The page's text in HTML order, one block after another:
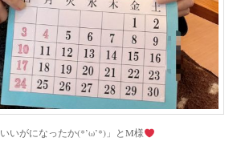
いいがになったか(*’ω’*)」とM様